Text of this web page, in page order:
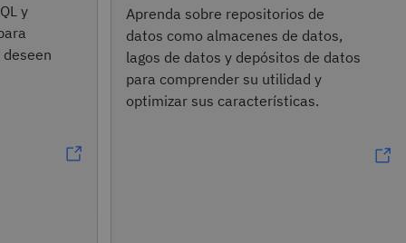
y
deseen
Aprenda sobre repositorios de
datos como almacenes de datos,
lagos de datos y depósitos de datos
para comprender su utilidad y
optimizar sus características.